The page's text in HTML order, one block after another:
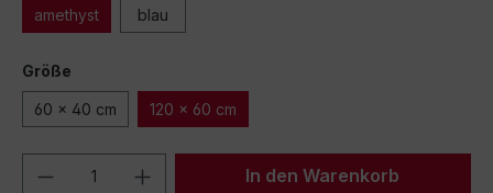
amethyst blau
Größe
60 x 40 cm 120 x 60 cm
Produkt Anzahl: Gib denIn den Warenkorb